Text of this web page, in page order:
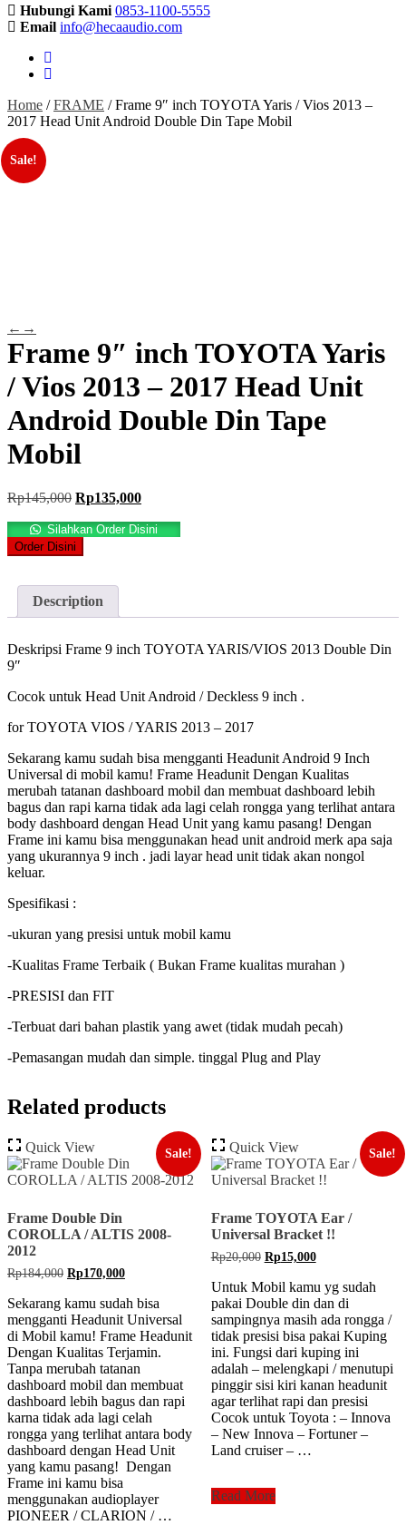
Hubungi Kami 0853-1100-5555
Email info@hecaaudio.com
Home /FRAME / Frame 9″ inch TOYOTA Yaris / Vios 2013 –
2017 Head Unit Android Double Din Tape Mobil
Sale!
← →
Frame 9″ inch TOYOTA Yaris
/ Vios 2013 – 2017 Head Unit
Android Double Din Tape
Mobil
Rp145,000 Original
was:
Rp145,000.
Rp135,000Current
is:
Silahkan Order Disini
Order Disini
Description
Deskripsi Frame 9 inch TOYOTA YARIS/VIOS 2013 Double Din
9″
Cocok untuk Head Unit Android / Deckless 9 inch .
for TOYOTA VIOS / YARIS 2013 – 2017
Sekarang kamu sudah bisa mengganti Headunit Android 9 Inch
Universal di mobil kamu! Frame Headunit Dengan Kualitas
merubah tatanan dashboard mobil dan membuat dashboard lebih
bagus dan rapi karna tidak ada lagi celah rongga yang terlihat antara
body dashboard dengan Head Unit yang kamu pasang! Dengan
Frame ini kamu bisa menggunakan head unit android merk apa saja
yang ukurannya 9 inch . jadi layar head unit tidak akan nongol
keluar.
Spesifikasi :
-ukuran yang presisi untuk mobil kamu
-Kualitas Frame Terbaik ( Bukan Frame kualitas murahan )
-PRESISI dan FIT
-Terbuat dari bahan plastik yang awet (tidak mudah pecah)
-Pemasangan mudah dan simple. tinggal Plug and Play
Related products
Quick View Sale!
Frame Double Din
COROLLA / ALTIS 2008-
2012
Rp184,000 Original
was:
Rp184,000.
Rp170,000Current
is:
Rp170,000.
Sekarang kamu sudah bisa
mengganti Headunit Universal
di Mobil kamu! Frame Headunit
Dengan Kualitas Terjamin.
Tanpa merubah tatanan
dashboard mobil dan membuat
dashboard lebih bagus dan rapi
karna tidak ada lagi celah
rongga yang terlihat antara body
dashboard dengan Head Unit
yang kamu pasang! Dengan
Frame ini kamu bisa
menggunakan audioplayer
PIONEER / CLARION / …
Quick View Sale!
Frame TOYOTA Ear /
Universal Bracket !!
Rp20,000 Original
was:
Rp20,000.
Rp15,000Current
is:
Rp15,000.
Untuk Mobil kamu yg sudah
pakai Double din dan di
sampingnya masih ada rongga /
tidak presisi bisa pakai Kuping
ini. Fungsi dari kuping ini
adalah – melengkapi / menutupi
pinggir sisi kiri kanan headunit
agar terlihat rapi dan presisi
Cocok untuk Toyota : – Innova
– New Innova – Fortuner –
Land cruiser – …
Frame
Read More